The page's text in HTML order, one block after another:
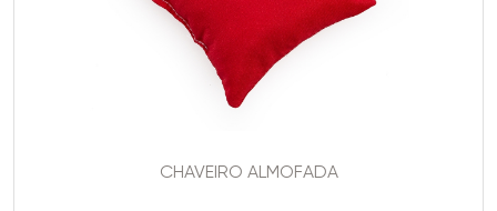
CHAVEIRO ALMOFADA